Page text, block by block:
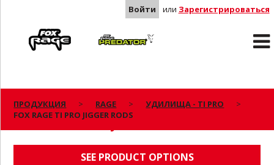
Войти или Зарегистрироваться
Predator
ПРОДУКЦИЯ RAGE
УДИЛИЩА - TI PRO
FOX RAGE TI PRO JIGGER RODS
SEE PRODUCT OPTIONS